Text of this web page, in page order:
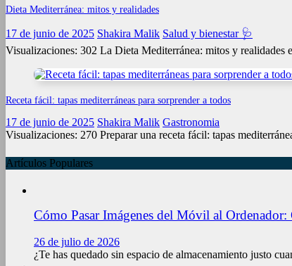
Dieta Mediterránea: mitos y realidades
17 de junio de 2025 Shakira Malik Salud y bienestar 🩺
Visualizaciones: 302 La Dieta Mediterránea: mitos y realidades
Receta fácil: tapas mediterráneas para sorprender a todos
17 de junio de 2025 Shakira Malik Gastronomia
Visualizaciones: 270 Preparar una receta fácil: tapas
Artículos Populares
Cómo Pasar Imágenes del Móvil al
26 de julio de 2026
¿Te has quedado sin espacio de almacenamiento justo